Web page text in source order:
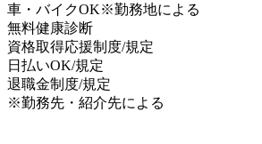
車・バイクOK※勤務地による
無料健康診断
資格取得応援制度/規定
日払いOK/規定
退職金制度/規定
※勤務先・紹介先による